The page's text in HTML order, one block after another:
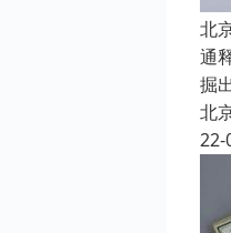
北
通
掘
北
22-